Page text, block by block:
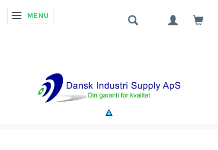
SKIFTE NAVIGATION
MENU